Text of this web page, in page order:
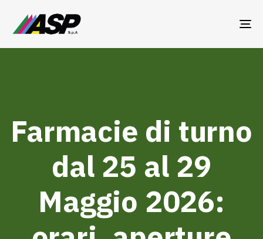
Farmacie di turno
dal 25 al 29
Maggio 2026: